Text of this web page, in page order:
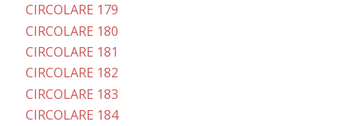
CIRCOLARE 179
CIRCOLARE 180
CIRCOLARE 181
CIRCOLARE 182
CIRCOLARE 183
CIRCOLARE 184